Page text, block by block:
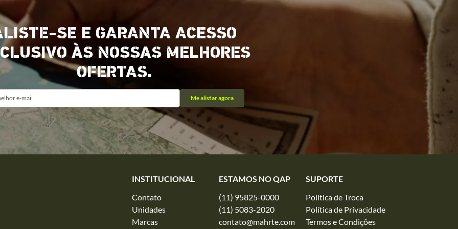
SE E GARANTA ACESSO
ÀS NOSSAS MELHORES
OFERTAS.
Me alistar agora
INSTITUCIONAL
Contato
Unidades
Marcas
ESTAMOS NO QAP
(11) 95825-0000
(11) 5083-2020
contato@mahrte.com
SUPORTE
Política de Troca
Política de Privacidade
Termos e Condições